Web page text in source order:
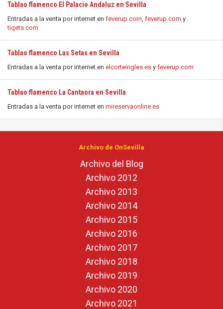
Tablao flamenco El Palacio Andaluz en Sevilla
Entradas a la venta por internet en feverup.com, feverup.com y
tiqets.com
Tablao flamenco Las Setas en Sevilla
Entradas a la venta por internet en elcorteingles.es y feverup.com
Tablao flamenco La Cantaora en Sevilla
Entradas a la venta por internet en mireservaonline.es
Archivo de OnSevilla
Archivo del Blog
Archivo 2012
Archivo 2013
Archivo 2014
Archivo 2015
Archivo 2016
Archivo 2017
Archivo 2018
Archivo 2019
Archivo 2020
Archivo 2021